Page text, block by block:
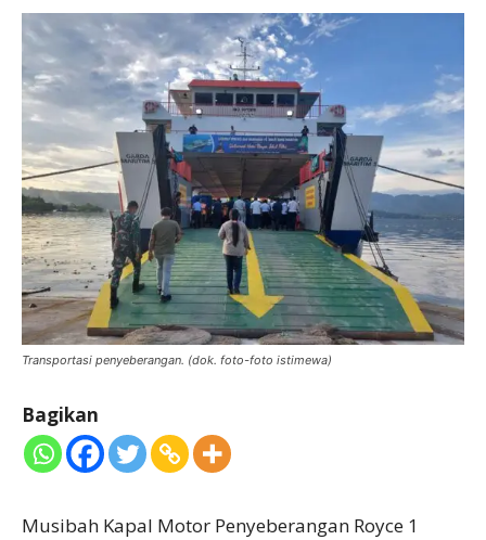
Transportasi penyeberangan. (dok. foto-foto istimewa)
Bagikan
Musibah Kapal Motor Penyeberangan Royce 1